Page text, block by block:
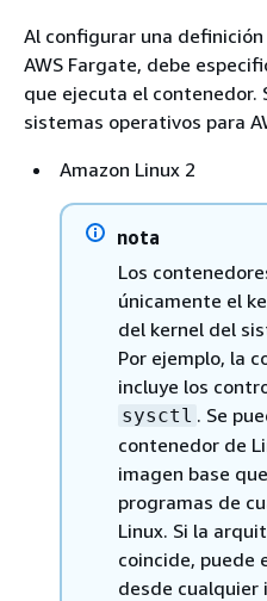
Al configurar una
AWS Fargate, debe
que ejecuta el contenedor.
sistemas operativos para
Amazon Linux 2
nota
Los
únicamente el
del kernel del
Por ejemplo, la
incluye los
sysctl . Se
contenedor de
imagen base
programas de
Linux. Si la
coincide, puede
desde cualquier